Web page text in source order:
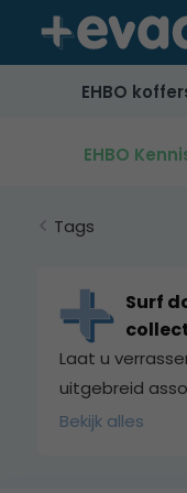
Gebruik
de
pijltjes
een
selecteren.
Enter
om
EHBO
EHBO
Tags
Surf
Laat u
uitgebreid
Bekijk alles